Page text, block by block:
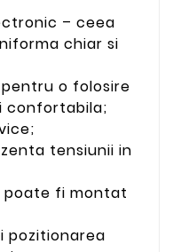
– ceea
chiar si
o folosire
confortabila;
tensiunii in
poate fi montat
pozitionarea